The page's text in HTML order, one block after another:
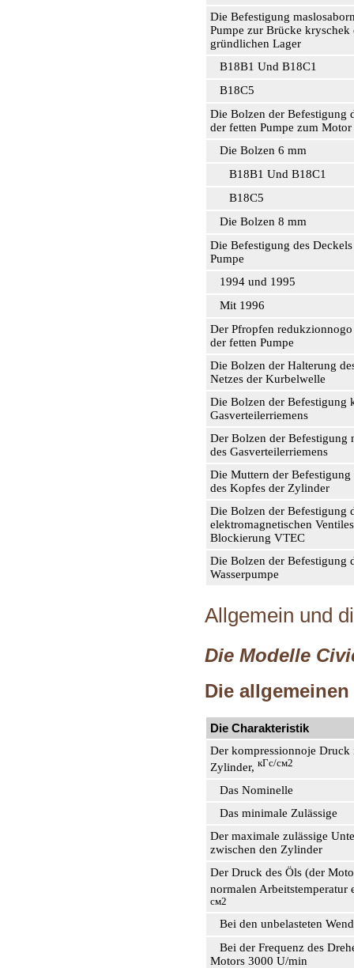
Die Befestigung
Pumpe zur Brücke kryschek
gründlichen Lager
В18В1 Und В18С1
В18С5
Die Bolzen der Befestigung
der fetten Pumpe zum Motor
Die Bolzen 6 mm
В18В1 Und В18С1
В18С5
Die Bolzen 8 mm
Die Befestigung des
Pumpe
1994 und 1995
Mit 1996
Der Pfropfen redukzionnogo
der fetten Pumpe
Die Bolzen der Halterung
Netzes der Kurbelwelle
Die Bolzen der Befestigung
Gasverteilerriemens
Der Bolzen der Befestigung
des Gasverteilerriemens
Die Muttern der Befestigung
des Kopfes der Zylinder
Die Bolzen der Befestigung
elektromagnetischen
Blockierung VTEC
Die Bolzen der Befestigung
Wasserpumpe
Allgemein und
Die Modelle
Die
Die Charakteristik
Der kompressionnoje Druck
Zylinder, кГс/см2
Das Nominelle
Das minimale Zulässige
Der maximale zulässige
zwischen den Zylinder
Der Druck des Öls (der
normalen Arbeitstemperatur
см2
Bei den unbelasteten
Bei der Frequenz des
Motors 3000 U/min